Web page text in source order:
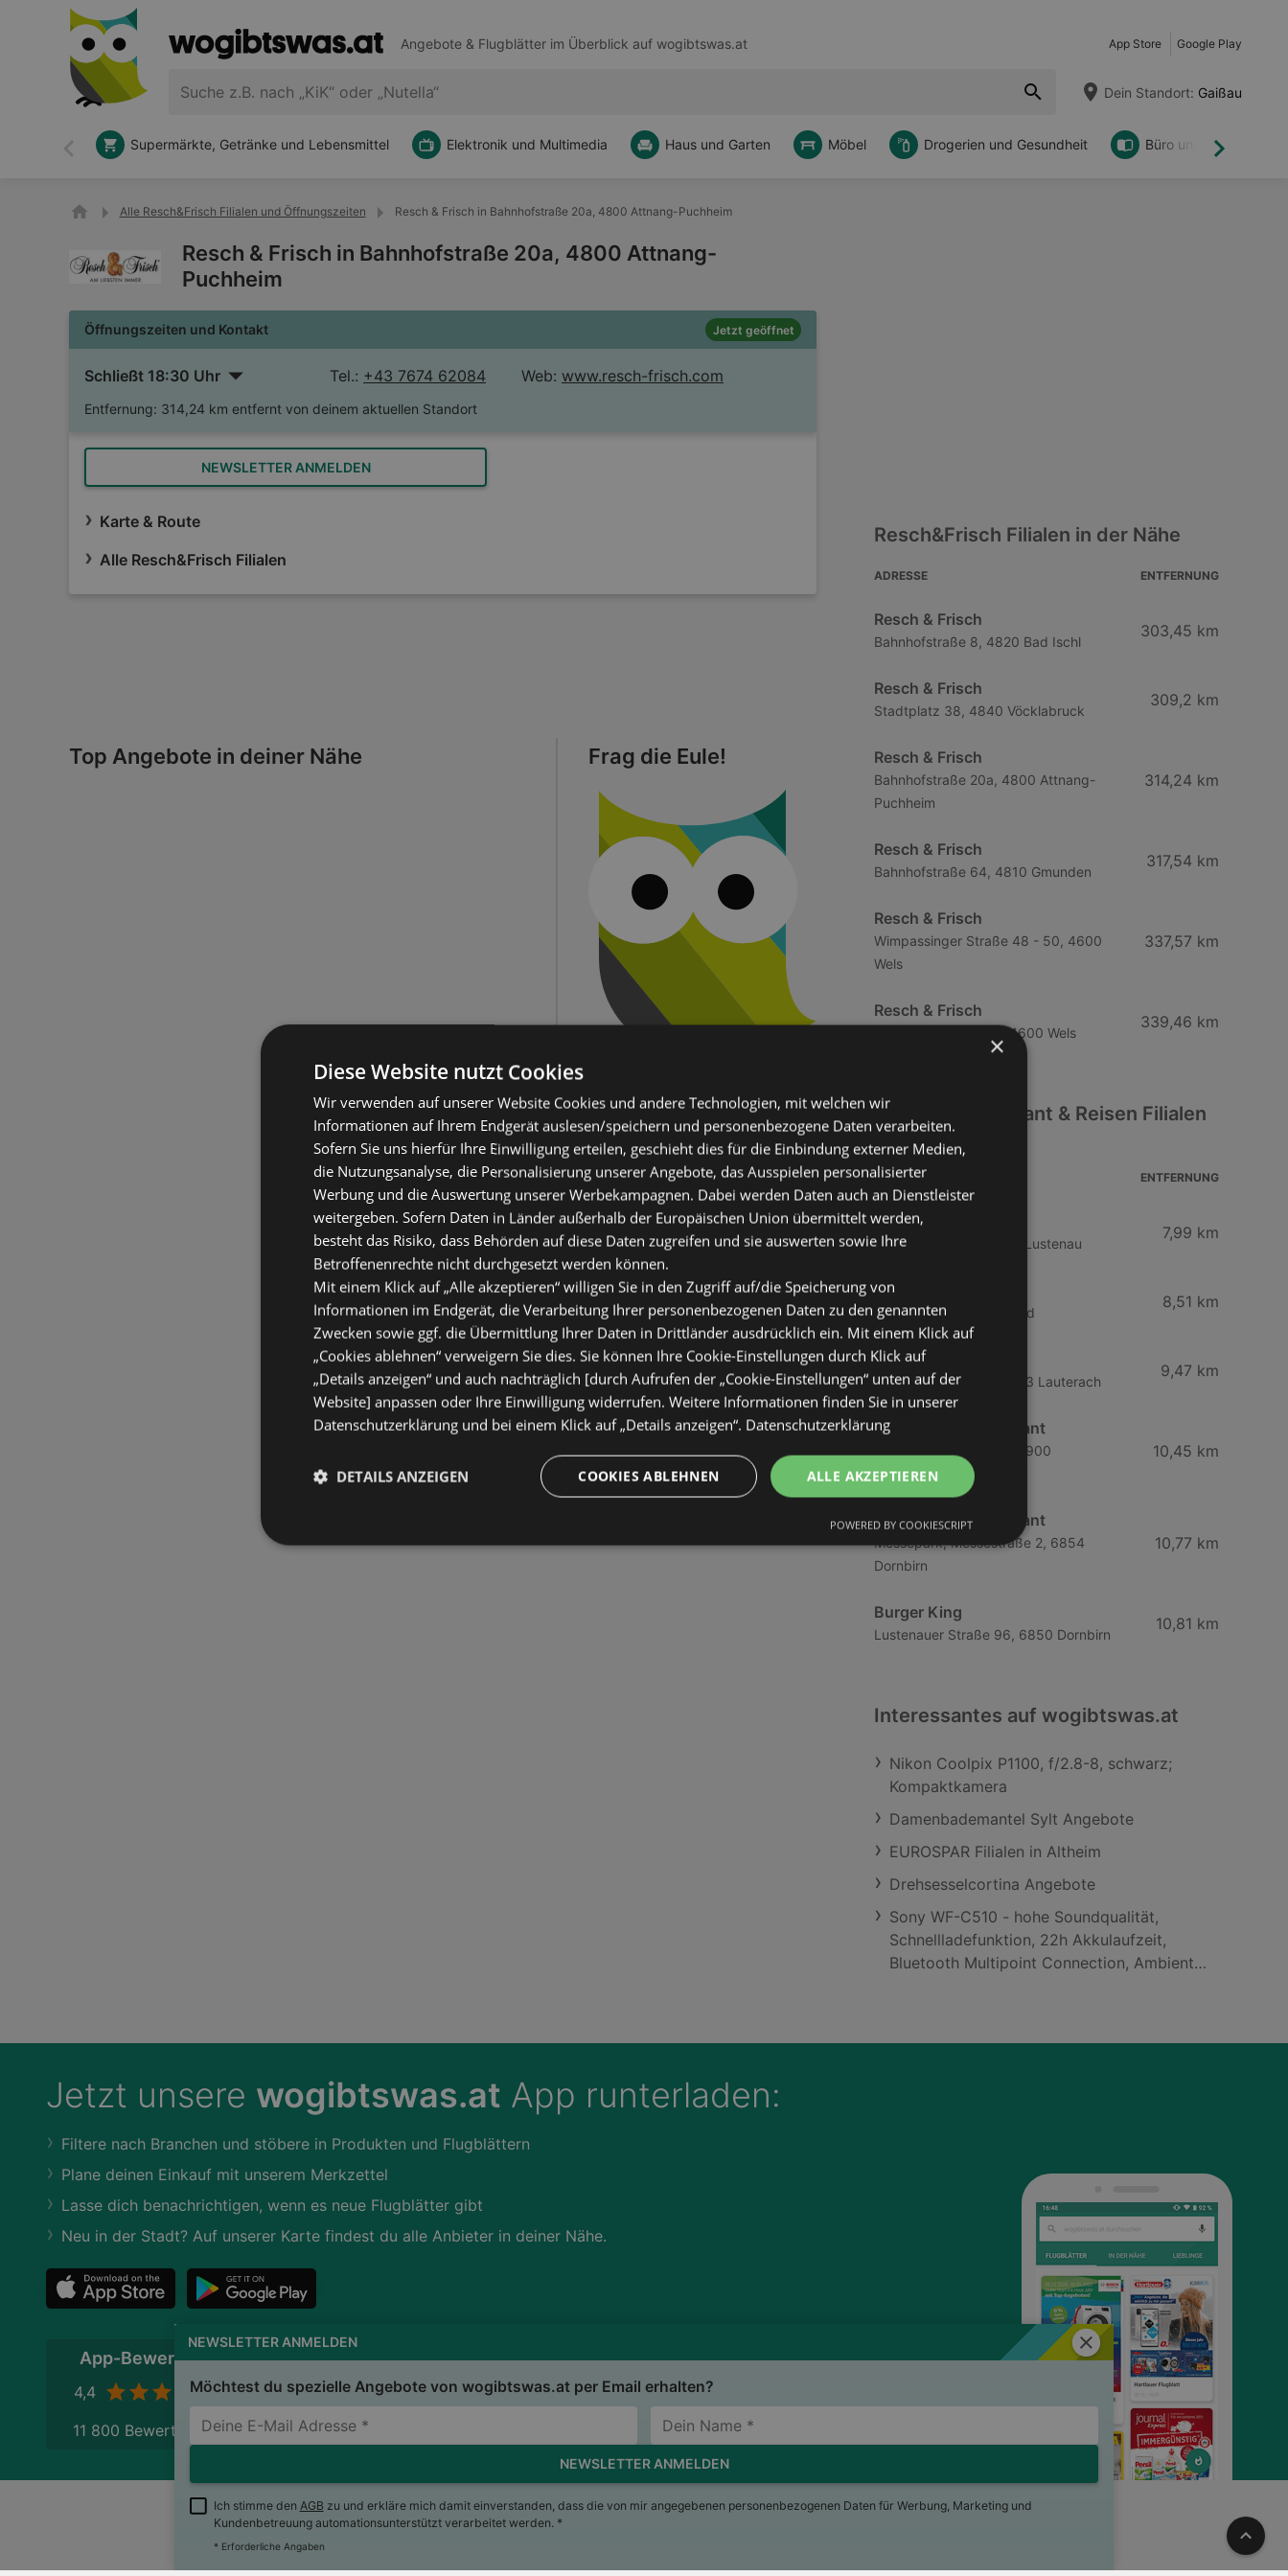
Angebote & Flugblätter im Überblick auf wogibtswas.at App Store Google Play
Dein Standort: Gaißau
Zurück Weiter
Supermärkte, Getränke und Lebensmittel Elektronik und Multimedia Haus und Garten Möbel Drogerien und Gesundheit Büro und DIY
Alle Resch&Frisch Filialen und Öffnungszeiten Resch & Frisch in Bahnhofstraße 20a, 4800 Attnang-Puchheim
Resch & Frisch in Bahnhofstraße 20a, 4800 Attnang-
Puchheim
Öffnungszeiten und Kontakt Jetzt geöffnet
Schließt 18:30 Uhr Tel.: +43 7674 62084 Web: www.resch-frisch.com
Entfernung: 314,24 km entfernt von deinem aktuellen Standort
NEWSLETTER ANMELDEN
Karte & Route
Alle Resch&Frisch Filialen
Schließen
NEWSLETTER ANMELDEN
Möchtest du spezielle Angebote von wogibtswas.at per Email erhalten?
NEWSLETTER ANMELDEN
Ich stimme den AGB zu und erkläre mich damit einverstanden, dass die von mir angegebenen personenbezogenen Daten für Werbung, Marketing und
Kundenbetreuung automationsunterstützt verarbeitet werden. *
* Erforderliche Angaben
Top Angebote in deiner Nähe Frag die Eule!
Resch&Frisch Filialen in der Nähe
ADRESSE ENTFERNUNG
Resch & Frisch
Bahnhofstraße 8, 4820 Bad Ischl
303,45 km
Resch & Frisch
Stadtplatz 38, 4840 Vöcklabruck
309,2 km
Resch & Frisch
Bahnhofstraße 20a, 4800 Attnang-
Puchheim
314,24 km
Resch & Frisch
Bahnhofstraße 64, 4810 Gmunden
317,54 km
Resch & Frisch
Wimpassinger Straße 48 - 50, 4600
Wels
337,57 km
Resch & Frisch
Kaiser-Josef-Platz 4, 4600 Wels
339,46 km
Weitere Restaurant & Reisen Filialen
in der Nähe
ADRESSE ENTFERNUNG
McDonald's
Sägerstraße 102, 6890 Lustenau
7,99 km
McDonald's
Rheinstraße 6, 6971 Hard
8,51 km
Cineplexx Lauterach
Scheibenstraße 25, 6923 Lauterach
9,47 km
INTERSPAR-Restaurant
Heldendankstraße 22, 6900
Bregenz/Vorkloster
10,45 km
INTERSPAR-Restaurant
Messepark, Messestraße 2, 6854
Dornbirn
10,77 km
Burger King
Lustenauer Straße 96, 6850 Dornbirn
10,81 km
Interessantes auf wogibtswas.at
Nikon Coolpix P1100, f/2.8-8, schwarz;
Kompaktkamera
Damenbademantel Sylt Angebote
EUROSPAR Filialen in Altheim
Drehsesselcortina Angebote
Sony WF-C510 - hohe Soundqualität,
Schnellladefunktion, 22h Akkulaufzeit,
Bluetooth Multipoint Connection, Ambient
Jetzt unsere wogibtswas.at App runterladen:
Filtere nach Branchen und stöbere in Produkten und Flugblättern
Plane deinen Einkauf mit unserem Merkzettel
Lasse dich benachrichtigen, wenn es neue Flugblätter gibt
Neu in der Stadt? Auf unserer Karte findest du alle Anbieter in deiner Nähe.
App-Bewertung
4,4
11 800 Bewertungen
wogibtswas.at Impressum Nutzungsbedingungen Nach
×
Diese Website nutzt Cookies
Wir verwenden auf unserer Website Cookies und andere Technologien, mit welchen wir
Informationen auf Ihrem Endgerät auslesen/speichern und personenbezogene Daten verarbeiten.
Sofern Sie uns hierfür Ihre Einwilligung erteilen, geschieht dies für die Einbindung externer Medien,
die Nutzungsanalyse, die Personalisierung unserer Angebote, das Ausspielen personalisierter
Werbung und die Auswertung unserer Werbekampagnen. Dabei werden Daten auch an Dienstleister
weitergeben. Sofern Daten in Länder außerhalb der Europäischen Union übermittelt werden,
besteht das Risiko, dass Behörden auf diese Daten zugreifen und sie auswerten sowie Ihre
Betroffenenrechte nicht durchgesetzt werden können.
Mit einem Klick auf „Alle akzeptieren“ willigen Sie in den Zugriff auf/die Speicherung von
Informationen im Endgerät, die Verarbeitung Ihrer personenbezogenen Daten zu den genannten
Zwecken sowie ggf. die Übermittlung Ihrer Daten in Drittländer ausdrücklich ein. Mit einem Klick auf
„Cookies ablehnen“ verweigern Sie dies. Sie können Ihre Cookie-Einstellungen durch Klick auf
„Details anzeigen“ und auch nachträglich [durch Aufrufen der „Cookie-Einstellungen“ unten auf der
Website] anpassen oder Ihre Einwilligung widerrufen. Weitere Informationen finden Sie in unserer
Datenschutzerklärung und bei einem Klick auf „Details anzeigen“. Datenschutzerklärung
ALLE AKZEPTIEREN
COOKIES ABLEHNEN
DETAILS ANZEIGEN
POWERED BY COOKIESCRIPT